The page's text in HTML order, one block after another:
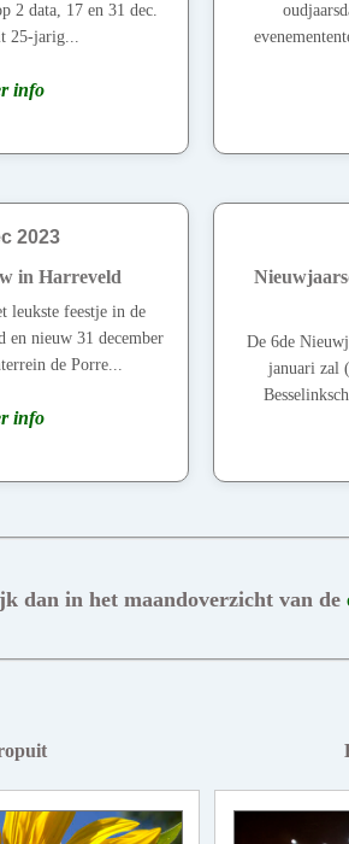
2 data, 17 en 31 dec.
25-jarig...
info
2023
in Harreveld
leukste feestje in de
en nieuw 31 december
de Porre...
info
De 6de
januari zal
dan in het maandoverzicht van de